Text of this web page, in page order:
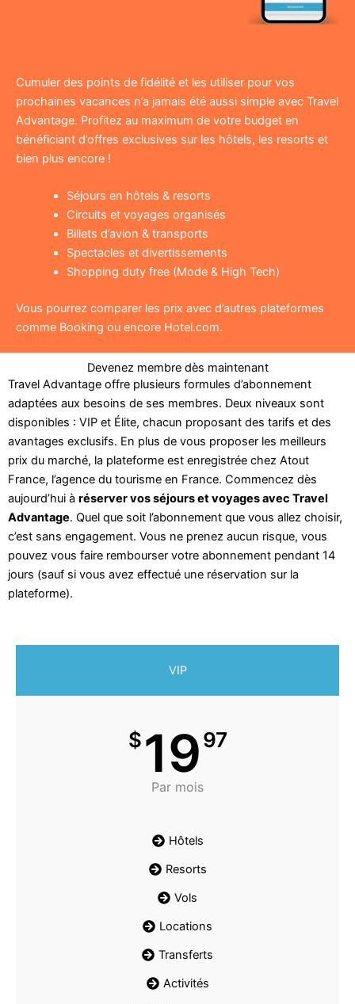
Cumuler des points de fidélité et les utiliser pour vos
prochaines vacances n’a jamais été aussi simple avec Travel
Advantage. Profitez au maximum de votre budget en
bénéficiant d’offres exclusives sur les hôtels, les resorts et
bien plus encore !
Séjours en hôtels & resorts
Circuits et voyages organisés
Billets d’avion & transports
Spectacles et divertissements
Shopping duty free (Mode & High Tech)
Vous pourrez comparer les prix avec d’autres plateformes
comme Booking ou encore Hotel.com.
Devenez membre dès maintenant
Travel Advantage offre plusieurs formules d’abonnement
adaptées aux besoins de ses membres. Deux niveaux sont
disponibles : VIP et Élite, chacun proposant des tarifs et des
avantages exclusifs. En plus de vous proposer les meilleurs
prix du marché, la plateforme est enregistrée chez Atout
France, l’agence du tourisme en France. Commencez dès
aujourd’hui à réserver vos séjours et voyages avec Travel
Advantage. Quel que soit l’abonnement que vous allez choisir,
c’est sans engagement. Vous ne prenez aucun risque, vous
pouvez vous faire rembourser votre abonnement pendant 14
jours (sauf si vous avez effectué une réservation sur la
plateforme).
VIP
$1997
Par mois
Hôtels
Resorts
Vols
Locations
Transferts
Activités